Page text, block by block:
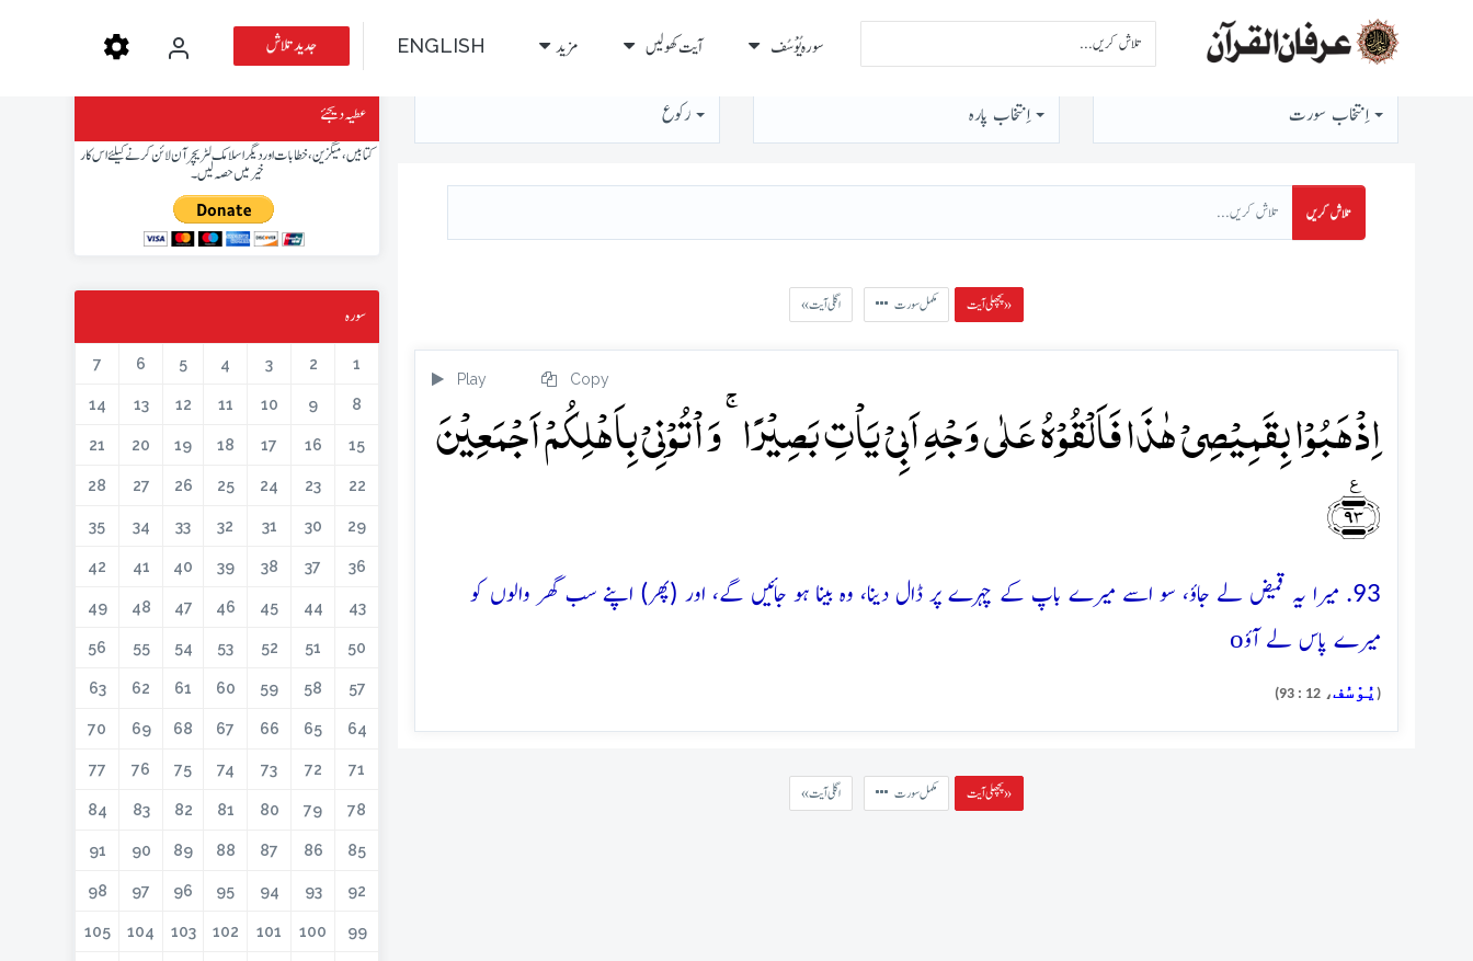
سورہ يُوْسُف آیت کھولیں مزید ENGLISH جدید تلاش
اِنتخاب سورت اِنتخاب پارہ رُكوع
تلاش کریں
پچھلی آیت » مکمل سورت « اگلی آیت
Play Copy
اِذۡہَبُوۡا بِقَمِیۡصِیۡ ہٰذَا فَاَلۡقُوۡہُ عَلٰی وَجۡہِ اَبِیۡ یَاۡتِ بَصِیۡرًا ۚ وَ اۡتُوۡنِیۡ بِاَہۡلِکُمۡ اَجۡمَعِیۡنَ
﴿٪۹۳﴾
93. میرا یہ قمیض لے جاؤ، سو اسے میرے باپ کے چہرے پر ڈال دینا، وہ بینا ہو جائیں گے، اور (پھر) اپنے سب گھر والوں کو
میرے پاس لے آؤo
( يُوْسُف، 12 : 93)
پچھلی آیت » مکمل سورت « اگلی آیت
عطیہ دیجئے
کتابیں، میگزین، خطابات اور دیگر اسلامک لٹریچر آن لائن کرنے کیلئے اس کار
خیر میں حصہ لیں۔
سورہ
1
2
3
4
5
6
7
8
9
10
11
12
13
14
15
16
17
18
19
20
21
22
23
24
25
26
27
28
29
30
31
32
33
34
35
36
37
38
39
40
41
42
43
44
45
46
47
48
49
50
51
52
53
54
55
56
57
58
59
60
61
62
63
64
65
66
67
68
69
70
71
72
73
74
75
76
77
78
79
80
81
82
83
84
85
86
87
88
89
90
91
92
93
94
95
96
97
98
99
100
101
102
103
104
105